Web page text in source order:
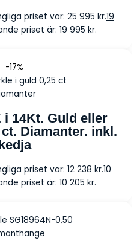
priset var: 25 995 kr.19
priset är: 19 995 kr.
-17%
i 14Kt. Guld eller
Diamanter. inkl.
priset var: 12 238 kr.10
priset är: 10 205 kr.